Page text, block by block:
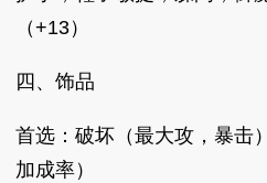
（+13）
四、饰品
首选：破坏（最大攻，暴击
加成率）